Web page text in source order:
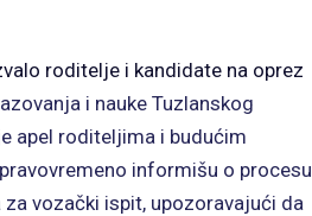
roditelje i kandidate na oprez
i nauke Tuzlanskog
apel roditeljima i budućim
informišu o procesu
vozački ispit, upozoravajući da